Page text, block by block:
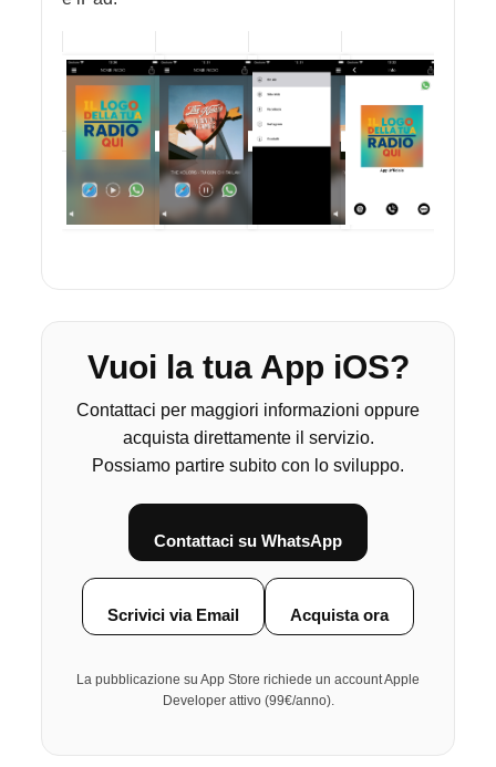
Vuoi la tua App iOS?
Contattaci per maggiori informazioni oppure
acquista direttamente il servizio.
Possiamo partire subito con lo sviluppo.
Contattaci su WhatsApp
Scrivici via Email Acquista ora
La pubblicazione su App Store richiede un account Apple
Developer attivo (99€/anno).